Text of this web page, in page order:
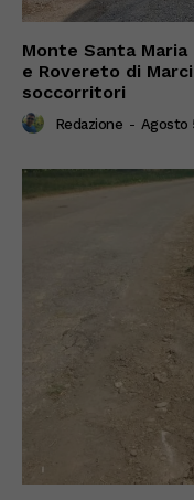
Monte Santa
e Rovereto di
soccorritori
Redazione - Agosto